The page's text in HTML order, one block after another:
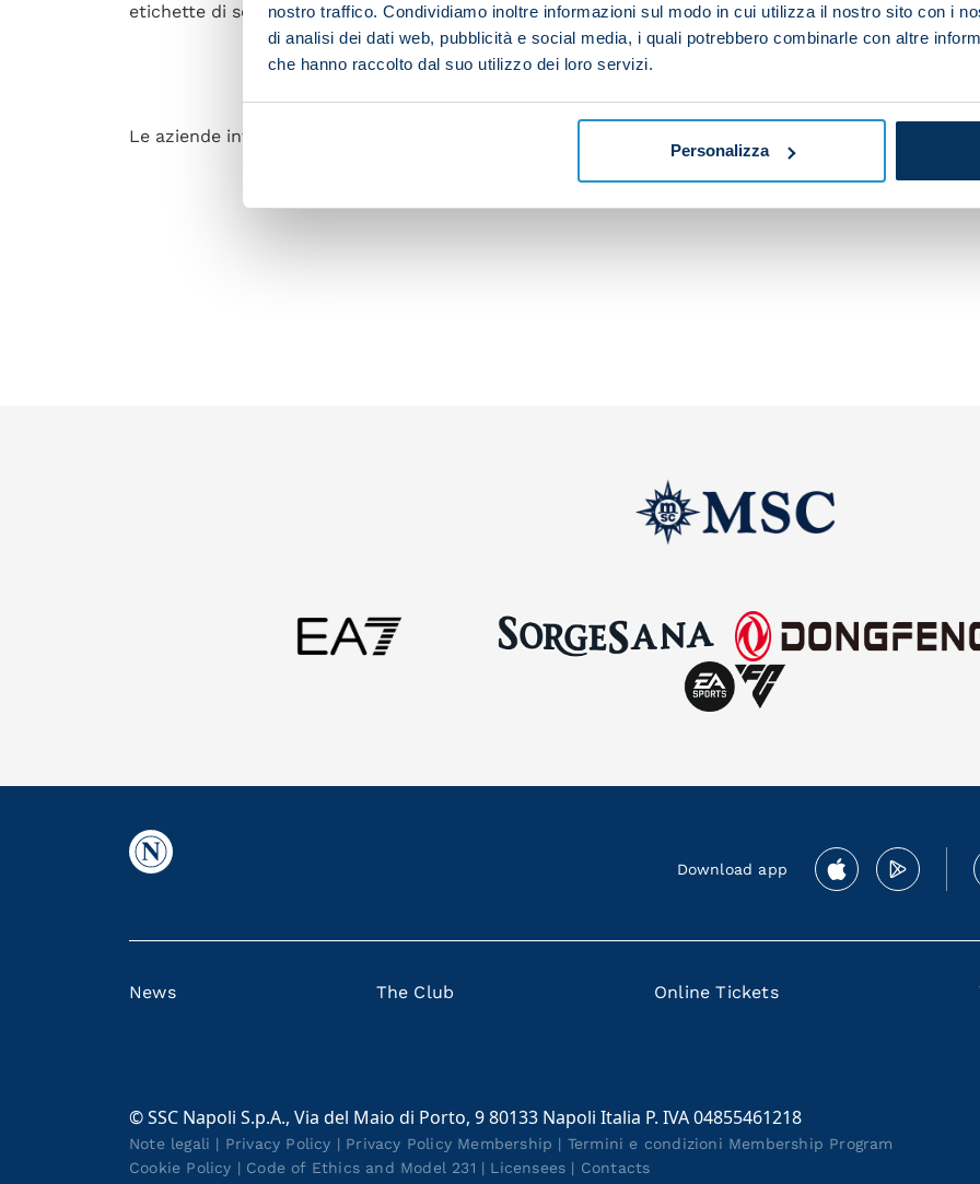
nostro traffico. Condividiamo inoltre informazioni sul modo in cui utilizza il nostro sito con i
di analisi dei dati web, pubblicità e social media, i quali potrebbero combinarle con altre
che hanno raccolto dal suo utilizzo dei loro servizi.
Personalizza
etichette di seguito riportate e dall'ologramma anticontraffazione.
Le aziende interessate a sviluppare nuove licenze con i marchi della SSC Napoli possono scrivere a
Download app
News The Club Online Tickets
© SSC Napoli S.p.A., Via del Maio di Porto, 9 80133 Napoli Italia P. IVA 04855461218
Note legali | Privacy Policy | Privacy Policy Membership | Termini e condizioni Membership Program
Cookie Policy | Code of Ethics and Model 231 | Licensees | Contacts